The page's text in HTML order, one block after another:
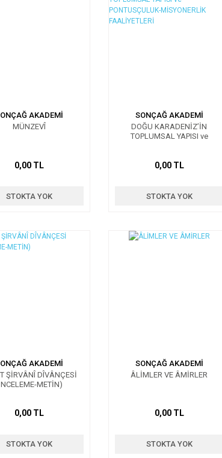
AKADEMİ
MÜNZEVÎ
0,00 TL
STOKTA YOK
SONÇAĞ AKADEMİ
DOĞU KARADENİZ’İN
TOPLUMSAL YAPISI ve
0,00 TL
STOKTA YOK
AKADEMİ
ŞİRVÂNÎ DÎVÂNÇESİ
METİN)
0,00 TL
STOKTA YOK
SONÇAĞ AKADEMİ
ÂLİMLER VE ÂMİRLER
0,00 TL
STOKTA YOK